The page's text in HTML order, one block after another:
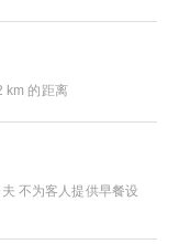
km 的距离
不为客人提供早餐设